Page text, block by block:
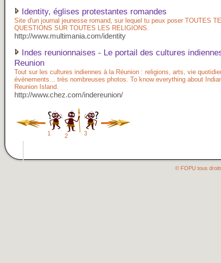
Identity, églises protestantes romandes
Site d'un journal jeunesse romand, sur lequel tu peux poser TOUTES
QUESTIONS SUR TOUTES LES RELIGIONS.
http://www.multimania.com/identity
Indes reunionnaises - Le portail des cultures
Reunion
Tout sur les cultures indiennes à la Réunion : religions, arts, vie
événements... très nombreuses photos. To know everything about
Reunion Island.
http://www.chez.com/indereunion/
1 2 3
© FOPU tous